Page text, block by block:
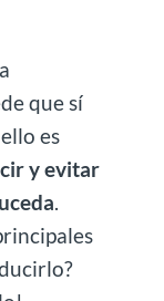
que sí
es
y evitar